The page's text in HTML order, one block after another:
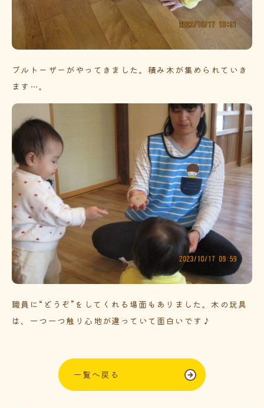
ブルトーザーがやってきました。積み木が集められていき
ます…。
職員に“どうぞ”をしてくれる場面もありました。木の玩具
は、一つ一つ触り心地が違っていて面白いです♪
一覧へ戻る